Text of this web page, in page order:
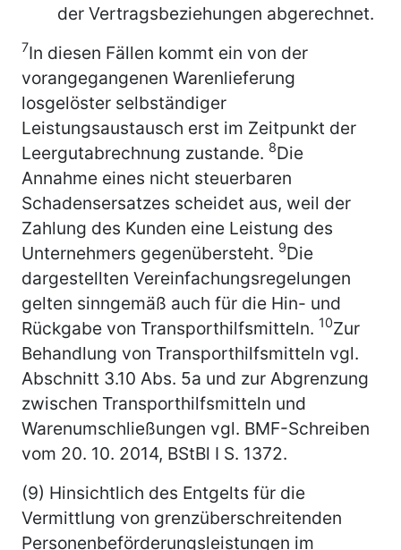
der Vertragsbeziehungen abgerechnet.
7In diesen Fällen kommt ein von der
vorangegangenen Warenlieferung
losgelöster selbständiger
Leistungsaustausch erst im Zeitpunkt der
Leergutabrechnung zustande. 8Die
Annahme eines nicht steuerbaren
Schadensersatzes scheidet aus, weil der
Zahlung des Kunden eine Leistung des
Unternehmers gegenübersteht. 9Die
dargestellten Vereinfachungsregelungen
gelten sinngemäß auch für die Hin- und
Rückgabe von Transporthilfsmitteln. 10Zur
Behandlung von Transporthilfsmitteln vgl.
Abschnitt 3.10 Abs. 5a und zur Abgrenzung
zwischen Transporthilfsmitteln und
Warenumschließungen vgl. BMF-Schreiben
vom 20. 10. 2014, BStBl I S. 1372.
(9) Hinsichtlich des Entgelts für die
Vermittlung von grenzüberschreitenden
Personenbeförderungsleistungen im